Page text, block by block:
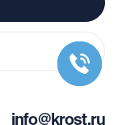
info@krost.ru